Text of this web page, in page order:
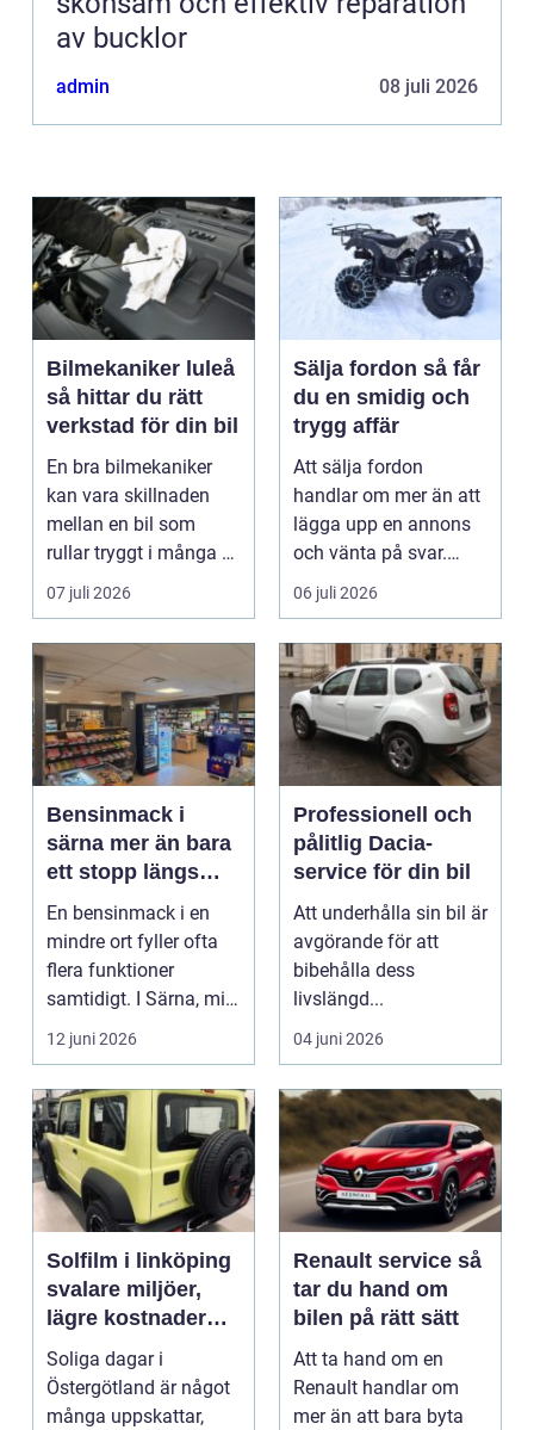
av bucklor
admin 08 juli 2026
Bilmekaniker luleå
så hittar du rätt
verkstad för din bil
En bra bilmekaniker
kan vara skillnaden
mellan en bil som
rullar tryggt i många år
och återkommande ...
07 juli 2026
Sälja fordon så får
du en smidig och
trygg affär
Att sälja fordon
handlar om mer än att
lägga upp en annons
och vänta på svar.
Många vill få en bra
p...
06 juli 2026
Bensinmack i
särna mer än bara
ett stopp längs
vägen
En bensinmack i en
mindre ort fyller ofta
flera funktioner
samtidigt. I Särna, mitt
i norra Dalarna,...
12 juni 2026
Professionell och
pålitlig Dacia-
service för din bil
Att underhålla sin bil är
avgörande för att
bibehålla dess
livslängd...
04 juni 2026
Solfilm i linköping
svalare miljöer,
lägre kostnader
och bättre komfort
Soliga dagar i
Östergötland är något
många uppskattar,
Renault service så
tar du hand om
bilen på rätt sätt
Att ta hand om en
Renault handlar om
mer än att bara byta